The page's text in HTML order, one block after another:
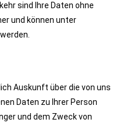
sind Ihre Daten ohne
und können unter
Auskunft über die von uns
Daten zu Ihrer Person
und dem Zweck von